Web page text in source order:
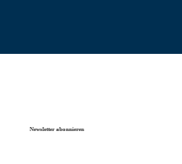
Newsletter abonnieren